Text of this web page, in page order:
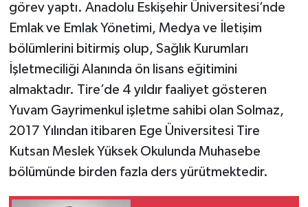
görev yaptı. Anadolu Eskişehir Üniversitesi’nde
Emlak ve Emlak Yönetimi, Medya ve İletişim
bölümlerini bitirmiş olup, Sağlık Kurumları
İşletmeciliği Alanında ön lisans eğitimini
almaktadır. Tire’de 4 yıldır faaliyet gösteren
Yuvam Gayrimenkul işletme sahibi olan Solmaz,
2017 Yılından itibaren Ege Üniversitesi Tire
Kutsan Meslek Yüksek Okulunda Muhasebe
bölümünde birden fazla ders yürütmektedir.